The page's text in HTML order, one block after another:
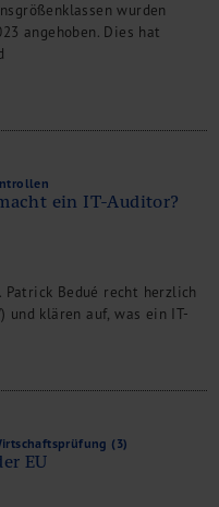
wurden
angehoben. Dies hat
ein IT-Auditor?
Bedué recht herzlich
und klären auf, was ein IT-
(3)
EU